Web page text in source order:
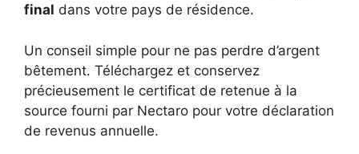
final dans votre pays de résidence.
Un conseil simple pour ne pas perdre d’argent
bêtement. Téléchargez et conservez
précieusement le certificat de retenue à la
source fourni par Nectaro pour votre déclaration
de revenus annuelle.